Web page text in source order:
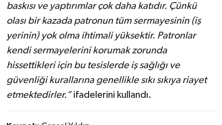
baskısı ve yaptırımlar çok daha katıdır. Çünkü
olası bir kazada patronun tüm sermayesinin (iş
yerinin) yok olma ihtimali yüksektir. Patronlar
kendi sermayelerini korumak zorunda
hissettikleri için bu tesislerde iş sağlığı ve
güvenliği kurallarına genellikle sıkı sıkıya riayet
etmektedirler.”ifadelerini kullandı.